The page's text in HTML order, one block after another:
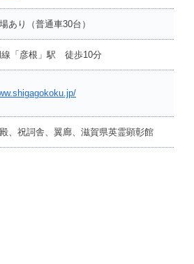
あり（普通車30台）
線「彦根」駅 徒歩10分
、祝詞舎、翼廊、滋賀県英霊顕彰館